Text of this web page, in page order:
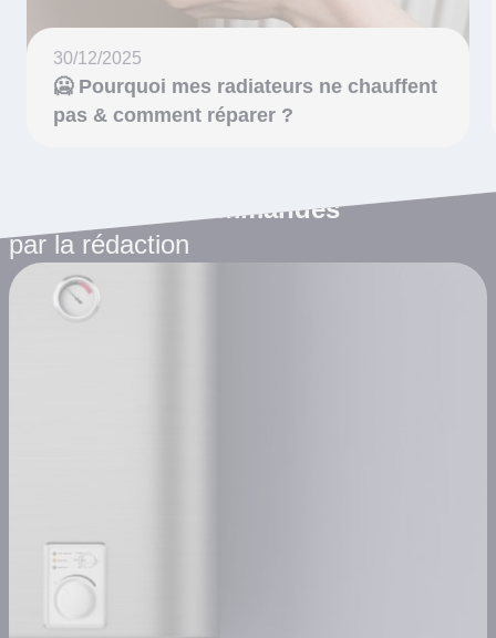
30/12/2025
🥶 Pourquoi mes radiateurs ne chauffent
pas & comment réparer ?
Les articles recommandés
par la rédaction